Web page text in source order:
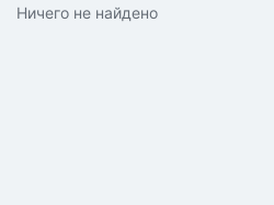
Ничего не найдено